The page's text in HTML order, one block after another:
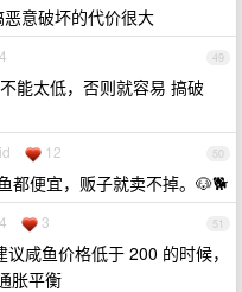
意破坏的代价很大
49
能太低，否则就容易 搞破
50
12
都便宜，贩子就卖不掉。🐶🐕
51
3
咸鱼价格低于 200 的时候，
胀平衡